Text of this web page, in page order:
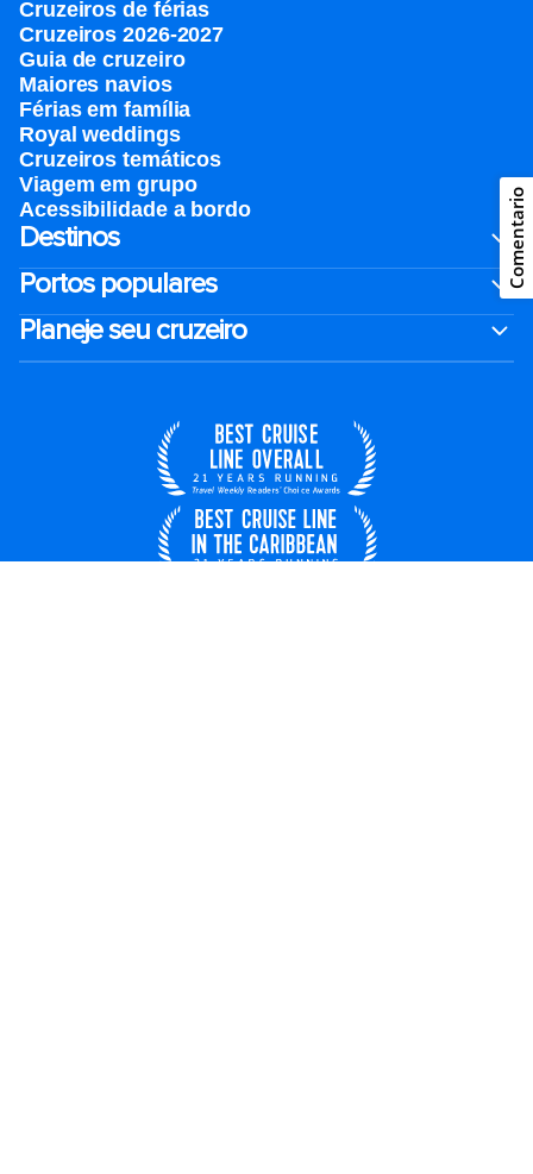
Cruzeiros de férias
Cruzeiros 2026-2027
Guia de cruzeiro
Maiores navios
Férias em família
Royal weddings
Cruzeiros temáticos
Viagem em grupo
Acessibilidade a bordo
Destinos
Portos populares
Planeje seu cruzeiro
Comentario